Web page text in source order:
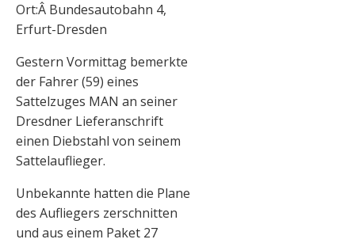
Ort:Â Bundesautobahn 4,
Erfurt-Dresden
Gestern Vormittag bemerkte
der Fahrer (59) eines
Sattelzuges MAN an seiner
Dresdner Lieferanschrift
einen Diebstahl von seinem
Sattelauflieger.
Unbekannte hatten die Plane
des Aufliegers zerschnitten
und aus einem Paket 27